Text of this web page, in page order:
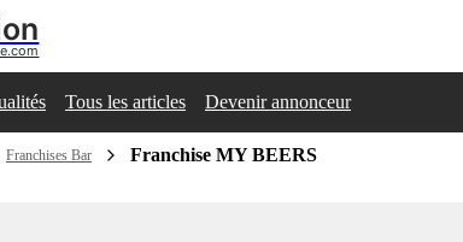
Tous les articles Devenir annonceur
Franchises Bar Franchise MY BEERS